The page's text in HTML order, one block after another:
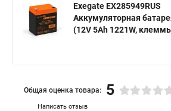
Exegate EX285949RUS
Аккумуляторная
(12V 5Ah 1221W,
Написать отзыв
Общая оценка товара: 5